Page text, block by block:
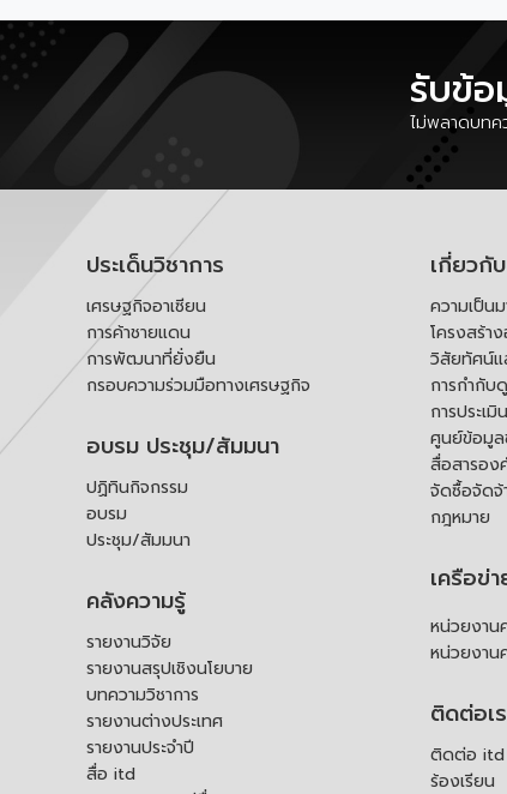
รับข้อ
ไม่พลาดบทค
ประเด็นวิชาการ
เศรษฐกิจอาเซียน
การค้าชายแดน
การพัฒนาที่ยั่งยืน
กรอบความร่วมมือทางเศรษฐกิจ
อบรม ประชุม/สัมมนา
ปฏิทินกิจกรรม
อบรม
ประชุม/สัมมนา
คลังความรู้
รายงานวิจัย
รายงานสรุปเชิงนโยบาย
บทความวิชาการ
รายงานต่างประเทศ
รายงานประจำปี
สื่อ itd
เกี่ยวกั
ความเป็นม
โครงสร้า
วิสัยทัศน์
การกำกับ
การประเ
ศูนย์ข้อมูล
สื่อสารอง
จัดซื้อจัดจ้
กฎหมาย
เครือข่
หน่วยงาน
หน่วยงาน
ติดต่อเ
ติดต่อ itd
ร้องเรียน